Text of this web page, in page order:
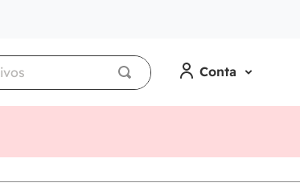
Conta